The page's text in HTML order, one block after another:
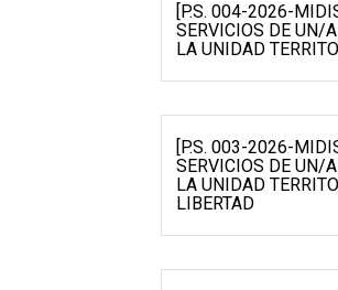
[P.S. 004-2026-
SERVICIOS DE UN/
LA UNIDAD
[P.S. 003-2026-
SERVICIOS DE UN/
LA UNIDAD
LIBERTAD